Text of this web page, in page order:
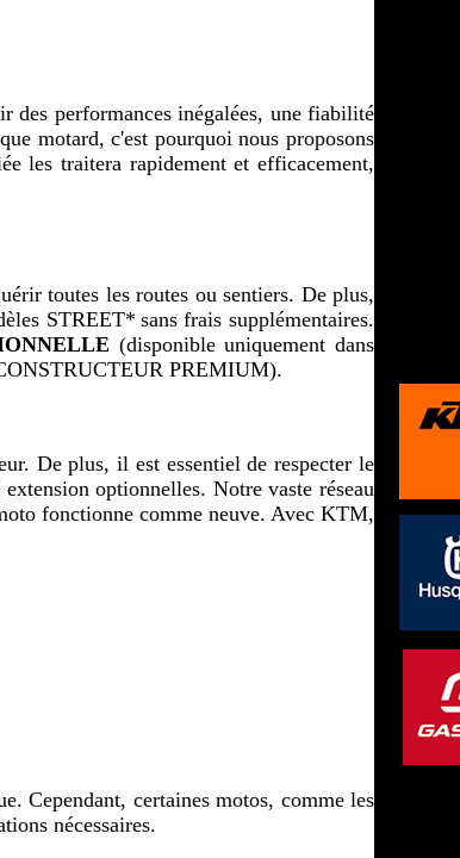
des performances inégalées, une fiabilité
motard, c'est pourquoi nous proposons
les traitera rapidement et efficacement,
toutes les routes ou sentiers. De plus,
STREET* sans frais supplémentaires.
(disponible uniquement dans
PREMIUM).
De plus, il est essentiel de respecter le
optionnelles. Notre vaste réseau
fonctionne comme neuve. Avec KTM,
Cependant, certaines motos, comme les
nécessaires.